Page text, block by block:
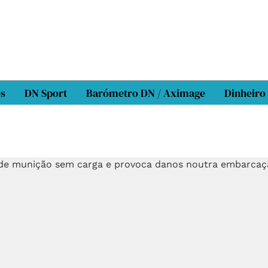
DN Sport Barómetro DN / Aximage Dinheiro